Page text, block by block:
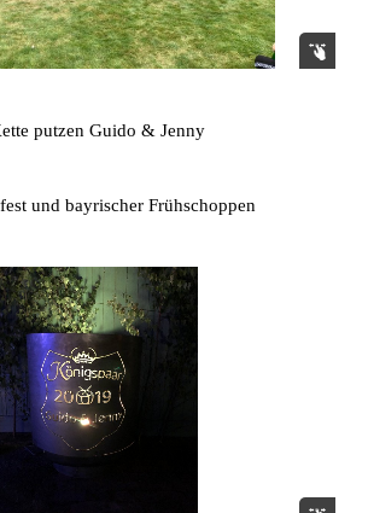
putzen Guido & Jenny
und bayrischer Frühschoppen